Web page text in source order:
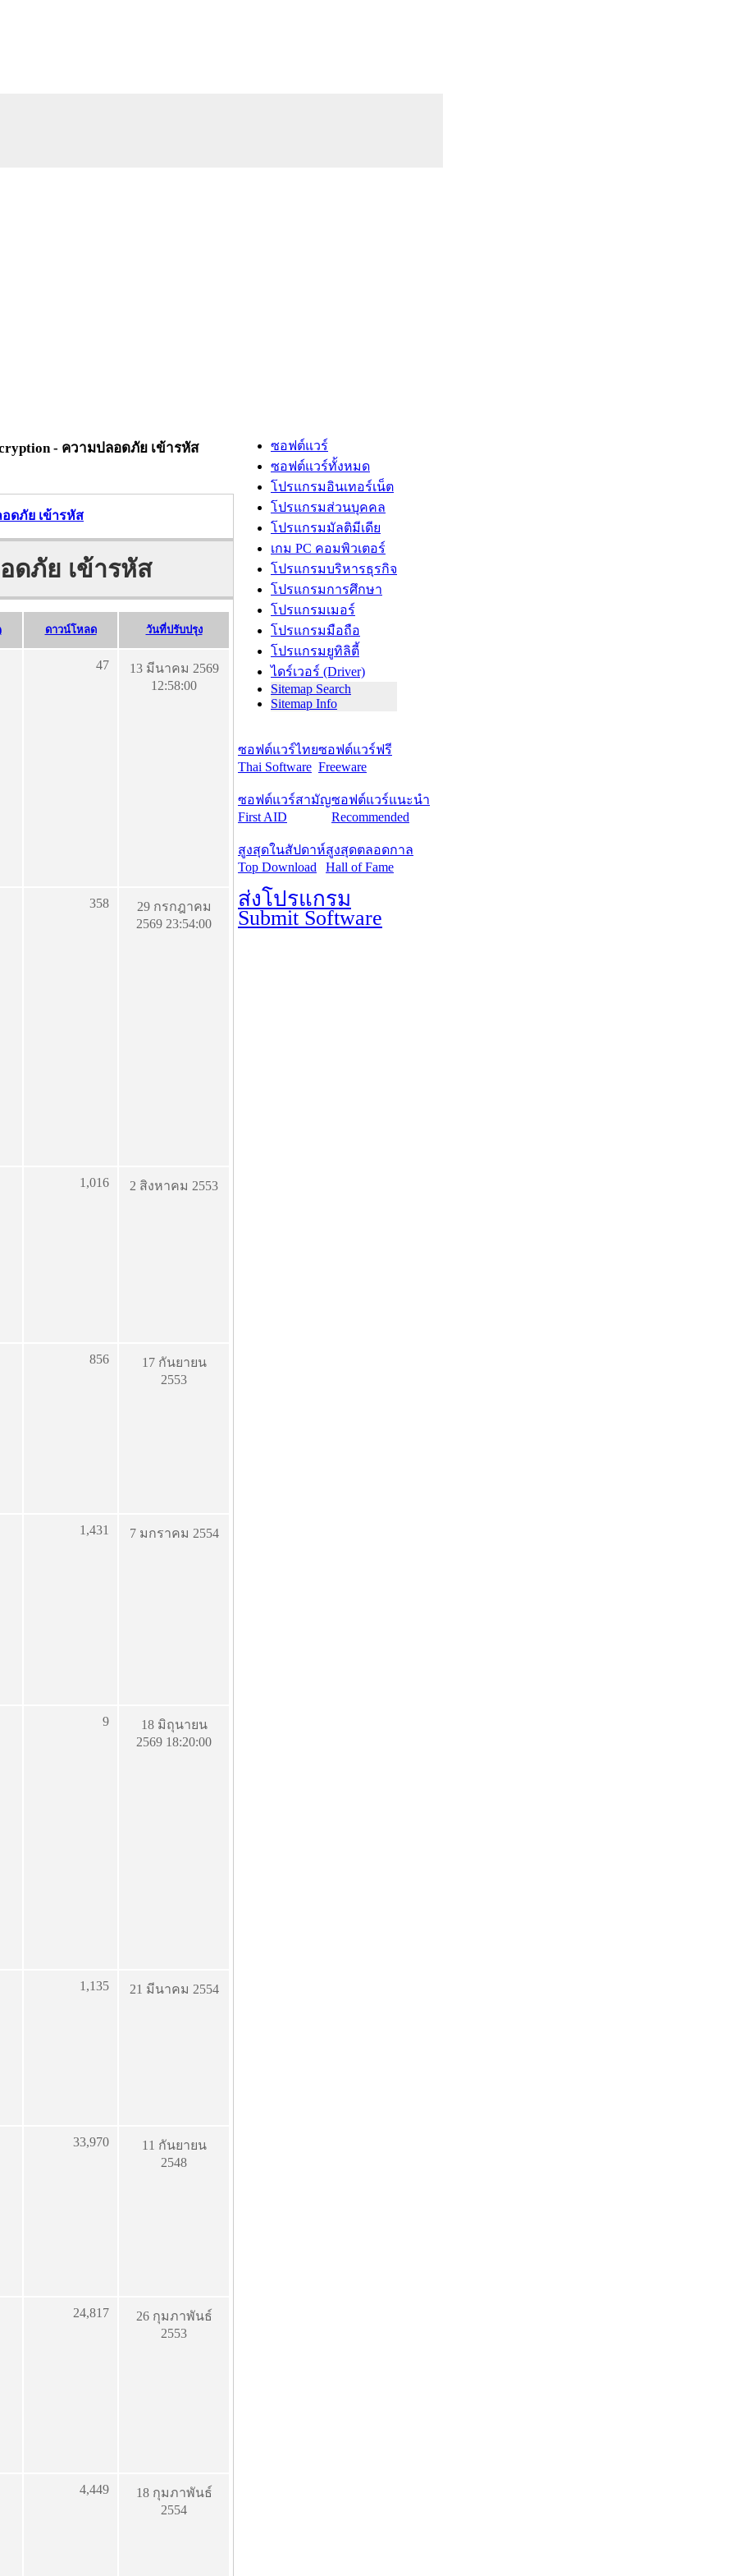
- ความปลอดภัย เข้ารหัส
ดภัย เข้ารหัส
ดภัย เข้ารหัส
ดาวน์โหลด วันที่ปรับปรุง
47
13 มีนาคม 2569
12:58:00
358
29 กรกฎาคม
2569 23:54:00
1,016 2 สิงหาคม 2553
856
17 กันยายน
2553
1,431 7 มกราคม 2554
9
18 มิถุนายน
2569 18:20:00
1,135 21 มีนาคม 2554
33,970
11 กันยายน
2548
24,817
26 กุมภาพันธ์
2553
4,449
18 กุมภาพันธ์
2554
ซอฟต์แวร์
ซอฟต์แวร์ทั้งหมด
โปรแกรมอินเทอร์เน็ต
โปรแกรมส่วนบุคคล
โปรแกรมมัลติมีเดีย
เกม PC คอมพิวเตอร์
โปรแกรมบริหารธุรกิจ
โปรแกรมการศึกษา
โปรแกรมเมอร์
โปรแกรมมือถือ
โปรแกรมยูทิลิตี้
ไดร์เวอร์ (Driver)
Sitemap Search
Sitemap Info
ซอฟต์แวร์ไทย
Thai Software
ซอฟต์แวร์ฟรี
Freeware
ซอฟต์แวร์สามัญ
First AID
ซอฟต์แวร์แนะนำ
Recommended
สูงสุดในสัปดาห์
Top Download
สูงสุดตลอดกาล
Hall of Fame
ส่งโปรแกรม
Submit Software